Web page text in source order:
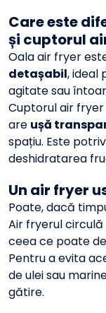
Care este
și cuptorul
Oala air fryer
detașabil, ideal
agitate sau
Cuptorul air
are ușă
spațiu. Este
deshidratarea
Un air fryer
Poate, dacă
Air fryerul
ceea ce poate
Pentru a evita
de ulei sau
gătire.